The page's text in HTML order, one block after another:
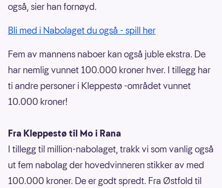
også, sier han fornøyd.
Bli med i Nabolaget du også - spill her
Fem av mannens naboer kan også juble ekstra. De
har nemlig vunnet 100.000 kroner hver. I tillegg har
ti andre personer i Kleppestø -området vunnet
10.000 kroner!
Fra Kleppestø til Mo i Rana
I tillegg til million-nabolaget, trakk vi som vanlig også
ut fem nabolag der hovedvinneren stikker av med
100.000 kroner. De er godt spredt. Fra Østfold til